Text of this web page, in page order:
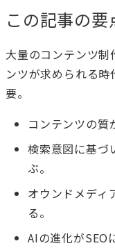
この記事の要
大量のコンテンツ制
ンツが求められる
要。
コンテンツの質
検索意図に基づ
ぶ。
オウンドメディ
る。
AIの進化がSEO